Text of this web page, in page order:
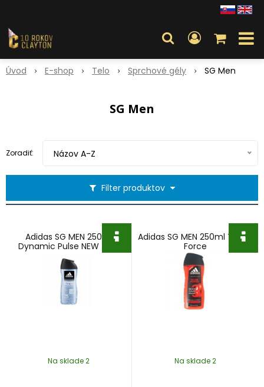
Úvod E-shop Telo Sprchové gély SG Men
SG Men
Filter produktov
Zoradiť: Názov A-Z
Adidas SG MEN 250ml
Dynamic Pulse NEW (SK)
Na sklade 2
Adidas SG MEN 250ml Team
Force
Na sklade 2